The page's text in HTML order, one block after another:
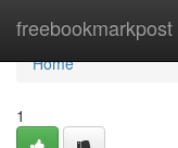
freebookmarkpost
Home
Home
1